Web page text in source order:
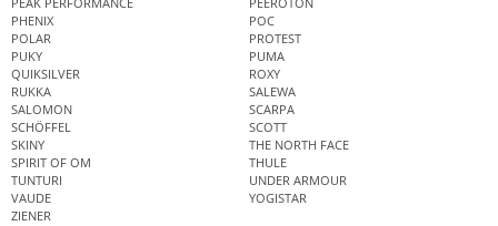
PHENIX
POC
POLAR
PROTEST
PUKY
PUMA
QUIKSILVER
ROXY
RUKKA
SALEWA
SALOMON
SCARPA
SCHÖFFEL
SCOTT
SKINY
THE NORTH FACE
SPIRIT OF OM
THULE
TUNTURI
UNDER ARMOUR
VAUDE
YOGISTAR
ZIENER